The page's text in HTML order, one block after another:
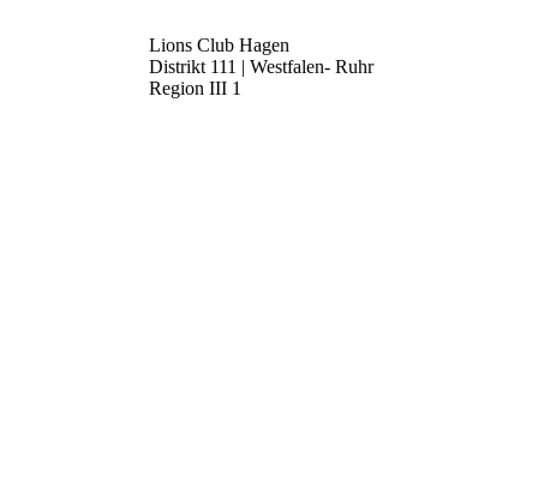
Lions Club Hagen
Distrikt 111 | Westfalen- Ruhr
Region III 1